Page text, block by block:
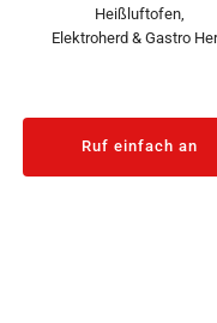
Heißluftofen,
Elektroherd & Gastro
Ruf einfach an